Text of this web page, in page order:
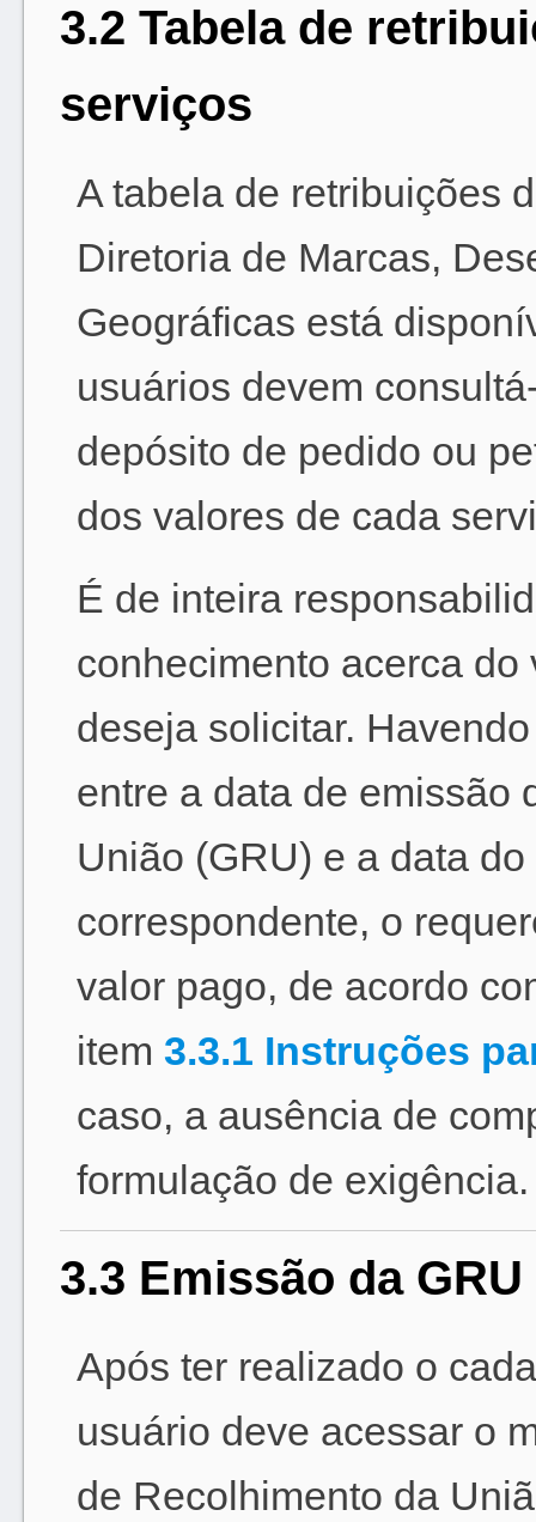
3.2 Tabela de
serviços
A tabela de retribuições
Diretoria de Marcas,
Geográficas está
usuários devem
depósito de pedido ou
dos valores de cada
É de inteira
conhecimento acerca
deseja solicitar.
entre a data de emissão
União (GRU) e a data
correspondente, o
valor pago, de acordo
item 3.3.1 Instruções
caso, a ausência de
formulação de exigência.
3.3 Emissão da GRU
Após ter realizado o
usuário deve acessar o
de Recolhimento da